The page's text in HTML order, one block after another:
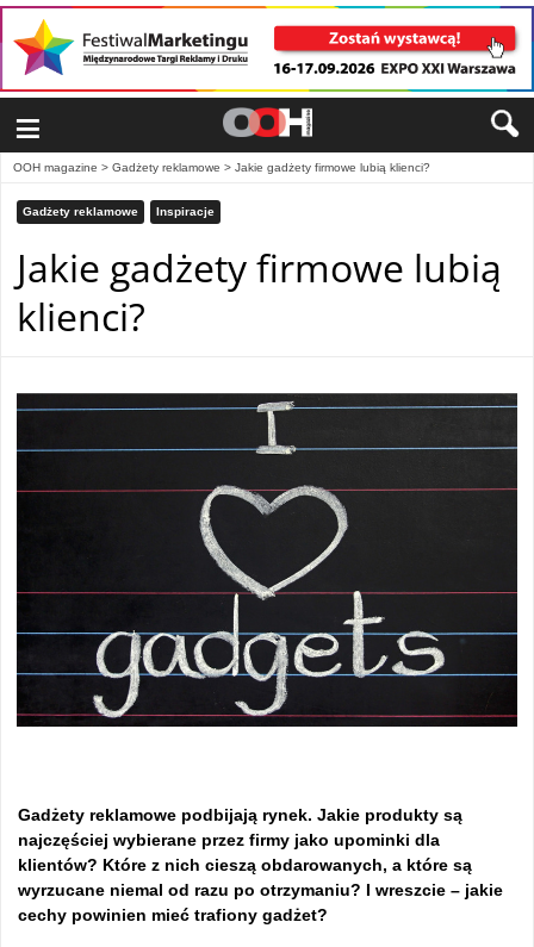
≡
OOH magazine > Gadżety reklamowe > Jakie gadżety firmowe lubią klienci?
Gadżety reklamowe Inspiracje
Jakie gadżety firmowe lubią
klienci?
Gadżety reklamowe podbijają rynek. Jakie produkty są
najczęściej wybierane przez firmy jako upominki dla
klientów? Które z nich cieszą obdarowanych, a które są
wyrzucane niemal od razu po otrzymaniu? I wreszcie – jakie
cechy powinien mieć trafiony gadżet?